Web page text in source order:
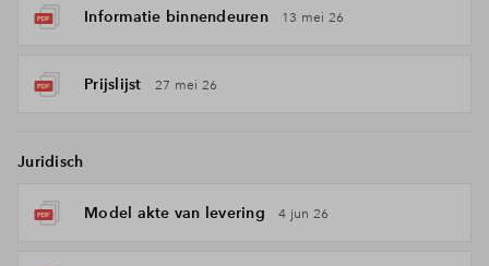
Informatie binnendeuren 13 mei 26
Prijslijst 27 mei 26
Juridisch
Model akte van levering 4 jun 26